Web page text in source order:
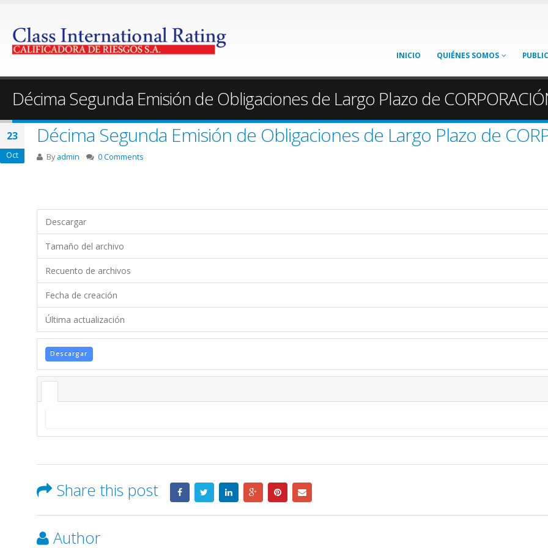
INICIO QUIÉNES SOMOS
Décima Segunda Emisión de Obligaciones de Largo Plazo de
23
Oct
Décima Segunda Emisión de Obligaciones de Largo Plazo de
By admin 0 Comments
Descargar
Tamaño del archivo
Recuento de archivos
Fecha de creación
Última actualización
Descargar
Share this post
Author